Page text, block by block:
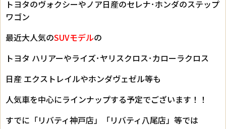
トヨタのヴォクシーやノア日産のセレナ･ホンダのステップ
ワゴン
最近大人気のSUVモデルの
トヨタ ハリアーやライズ･ヤリスクロス･カローラクロス
日産 エクストレイルやホンダヴェゼル等も
人気車を中心にラインナップする予定でございます！！
すでに「リバティ神戸店」「リバティ八尾店」等では